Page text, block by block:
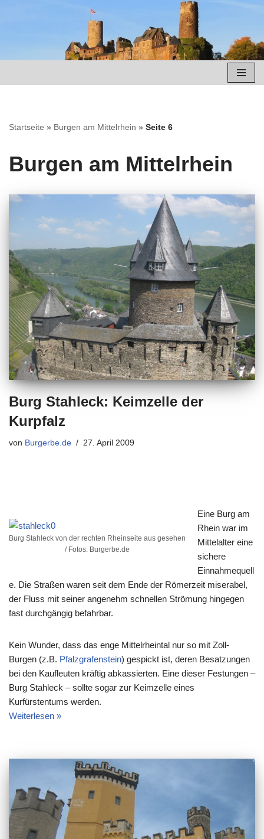
springen
Startseite » Burgen am Mittelrhein » Seite 6
Burgen am Mittelrhein
Burg Stahleck: Keimzelle der
Kurpfalz
von Burgerbe.de 27. April 2009
Burg Stahleck von der rechten Rheinseite aus gesehen
/ Fotos: Burgerbe.de
Eine Burg am
Rhein war im
Mittelalter eine
sichere
Einnahmequell
e. Die Straßen waren seit dem Ende der Römerzeit miserabel,
der Fluss mit seiner angenehm schnellen Strömung hingegen
fast durchgängig befahrbar.
Kein Wunder, dass das enge Mittelrheintal nur so mit Zoll-
Burgen (z.B. Pfalzgrafenstein) gespickt ist, deren Besatzungen
bei den Kaufleuten kräftig abkassierten. Eine dieser Festungen –
Burg Stahleck – sollte sogar zur Keimzelle eines
Kurfürstentums werden.
Weiterlesen »